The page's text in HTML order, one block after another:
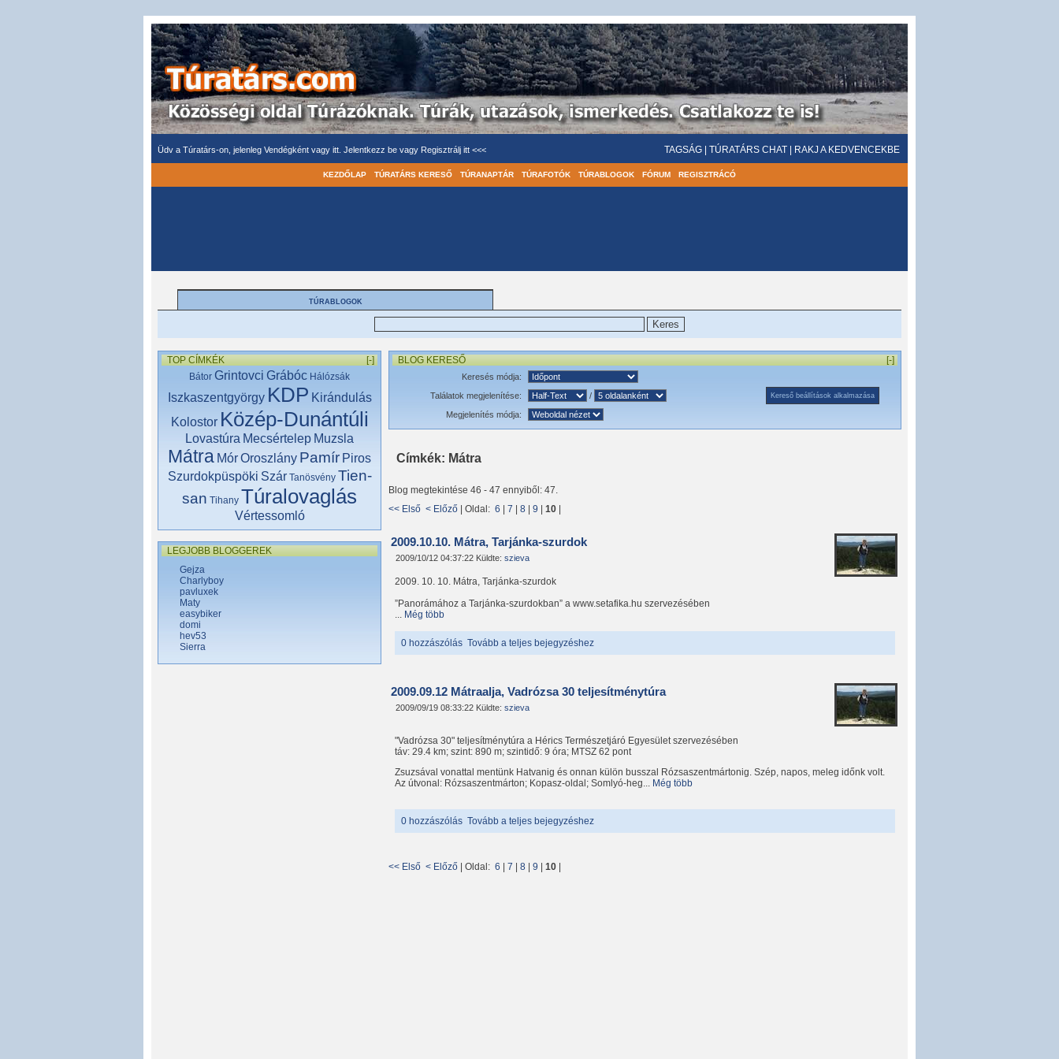
Üdv a Túratárs-on, jelenleg Vendégként vagy itt. Jelentkezz be vagy Regisztrálj itt <<< TAGSÁG TÚRATÁRS CHAT RAKJ A KEDVENCEKBE
KEZDŐLAP TÚRATÁRS KERESŐ TÚRANAPTÁR TÚRAFOTÓK TÚRABLOGOK FÓRUM REGISZTRÁCÓ
TÚRABLOGOK
TOP CÍMKÉK
[-]
Bátor Grintovci Grábóc Hálózsák
Iszkaszentgyörgy KDP Kirándulás
Kolostor Közép-Dunántúli
Lovastúra Mecsértelep Muzsla
Mátra MórOroszlány Pamír Piros
Szurdokpüspöki Szár Tanösvény Tien-
san Tihany Túralovaglás
Vértessomló
LEGJOBB BLOGGEREK
Gejza
Charlyboy
pavluxek
Maty
easybiker
domi
hev53
Sierra
BLOG KERESŐ [-]
Keresés módja:
Találatok megjelenítése:
/
Megjelenítés módja:
Címkék: Mátra
Blog megtekintése 46 - 47 ennyiből: 47.
<< Első < Előző | Oldal: 6 7 8 9 10
2009.10.10. Mátra, Tarjánka-szurdok
2009/10/12 04:37:22 Küldte: szieva
2009. 10. 10. Mátra, Tarjánka-szurdok
”Panorámához a Tarjánka-szurdokban” a www.setafika.hu szervezésében
... Még több
0 hozzászólás Tovább a teljes bejegyzéshez
2009.09.12 Mátraalja, Vadrózsa 30 teljesítménytúra
2009/09/19 08:33:22 Küldte: szieva
"Vadrózsa 30" teljesítménytúra a Hérics Természetjáró Egyesület szervezésében
táv: 29.4 km; szint: 890 m; szintidő: 9 óra; MTSZ 62 pont
Zsuzsával vonattal mentünk Hatvanig és onnan külön busszal Rózsaszentmártonig. Szép, napos, meleg időnk volt.
Az útvonal: Rózsaszentmárton; Kopasz-oldal; Somlyó-heg... Még több
0 hozzászólás Tovább a teljes bejegyzéshez
<< Első < Előző | Oldal: 6 7 8 9 10